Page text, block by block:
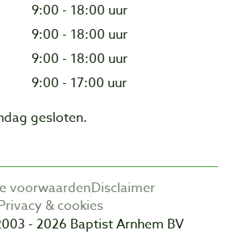
9:00 - 18:00 uur
9:00 - 18:00 uur
9:00 - 18:00 uur
9:00 - 17:00 uur
gesloten.
voorwaardenDisclaimer
& cookies
- 2026 Baptist Arnhem BV